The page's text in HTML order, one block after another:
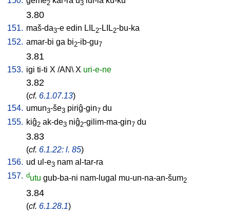
2 3
3.80
151. maš-da3-e edin LIL2-LIL2-bu-ka
152. amar-bi ga bi2-ib-gu7
3.81
153. igi ti-ti X /AN\ X uri-e-ne
3.82
(cf. 6.1.07.13)
154. umun3-še3 piriĝ-gin7 du
155. kiĝ2 ak-de3 niĝ2-gilim-ma-gin7 du
3.83
(cf. 6.1.22: l. 85)
156. ud ul-e3 nam al-tar-ra
157. dutu gub-ba-ni nam-lugal mu-un-na-an-šum2
3.84
(cf. 6.1.28.1)